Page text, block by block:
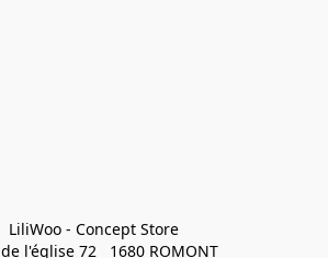
LiliWoo - Concept Store
l'église 72   1680 ROMONT